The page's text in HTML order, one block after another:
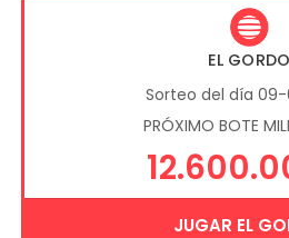
EL GORDO
Sorteo del día
PRÓXIMO BOTE
JUGAR EL